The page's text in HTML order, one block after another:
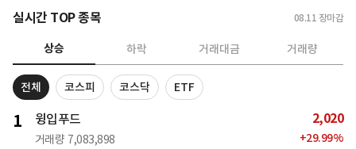
실시간 TOP 종목 08.11 장마감
상승 하락 거래대금 거래량
전체 코스피 코스닥 ETF
1 윙입푸드
거래량 7,083,898
2,020
+29.99%